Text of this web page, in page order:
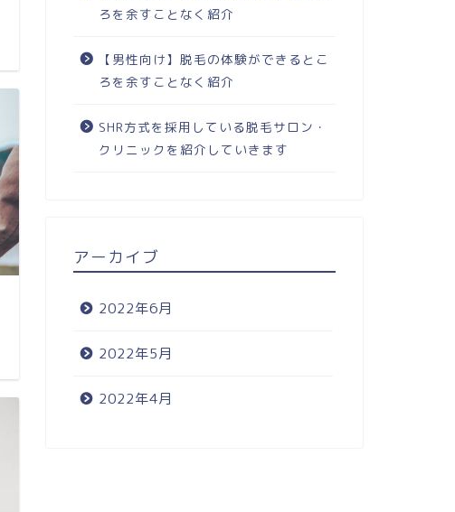
ろを余すことなく紹介
【男性向け】脱毛の体験ができるとこ
ろを余すことなく紹介
SHR方式を採用している脱毛サロン・
クリニックを紹介していきます
アーカイブ
2022年6月
2022年5月
2022年4月